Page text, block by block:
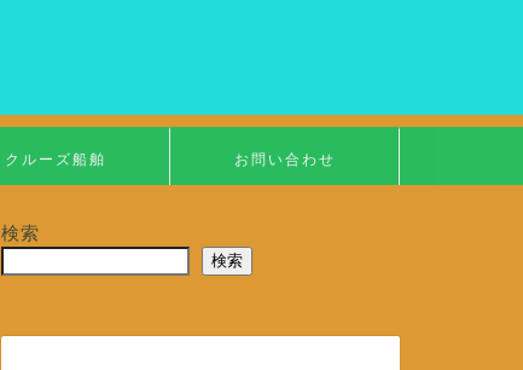
クルーズ船舶 お問い合わせ
検索
検索